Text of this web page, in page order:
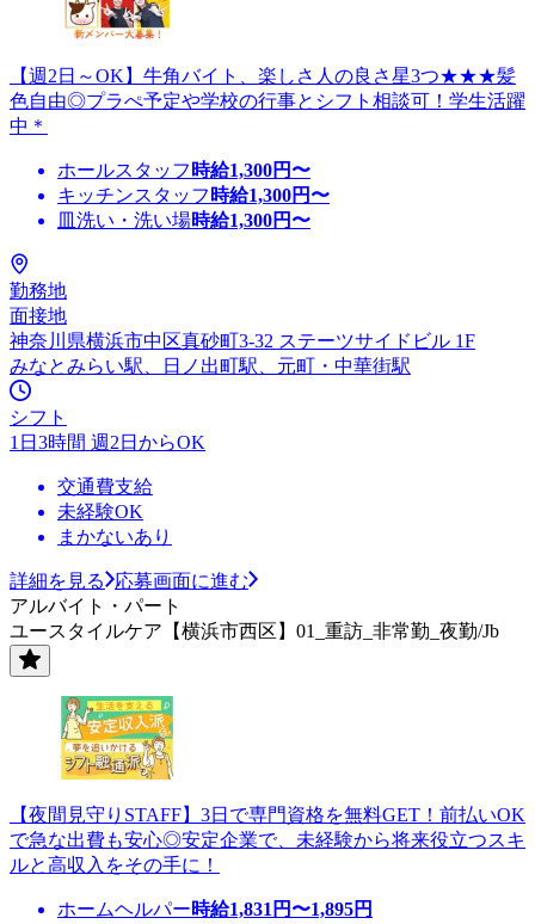
【週2日～OK】牛角バイト、楽しさ人の良さ星3つ★★★髪
色自由◎プラぺ予定や学校の行事とシフト相談可！学生活躍
中＊
ホールスタッフ 時給1,300円〜
キッチンスタッフ 時給1,300円〜
皿洗い・洗い場時給1,300円〜
勤務地
面接地
神奈川県横浜市中区真砂町3-32 ステーツサイドビル 1F
みなとみらい駅、日ノ出町駅、元町・中華街駅
シフト
1日3時間 週2日からOK
交通費支給
未経験OK
まかないあり
詳細を見る
応募画面に進む
アルバイト・パート
ユースタイルケア【横浜市西区】01_重訪_非常勤_夜勤/Jb
【夜間見守りSTAFF】3日で専門資格を無料GET！前払いOK
で急な出費も安心◎安定企業で、未経験から将来役立つスキ
ルと高収入をその手に！
ホームヘルパー時給1,831 円〜1,895円